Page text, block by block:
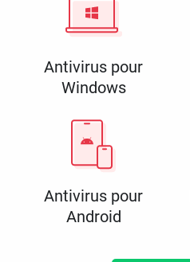
Antivirus pour
Windows
Antivirus pour
Android